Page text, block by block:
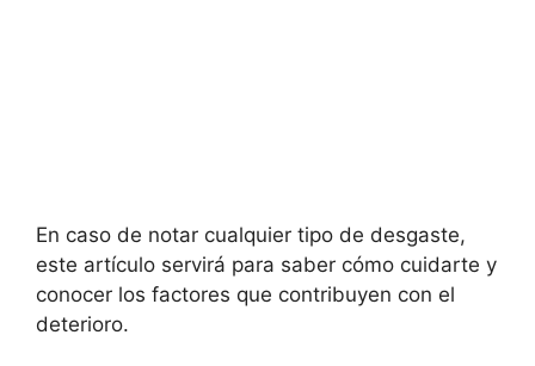
En caso de notar cualquier tipo de desgaste,
este artículo servirá para saber cómo cuidarte y
conocer los factores que contribuyen con el
deterioro.